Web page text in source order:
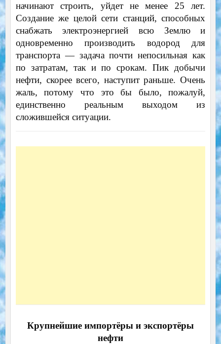
начинают строить, уйдет не менее 25 лет.
Создание же целой сети станций, способных
снабжать электроэнергией всю Землю и
одновременно производить водород для
транспорта — задача почти непосильная как
по затратам, так и по срокам. Пик добычи
нефти, скорее всего, наступит раньше. Очень
жаль, потому что это бы было, пожалуй,
единственно реальным выходом из
сложившейся ситуации.
Крупнейшие импортёры и экспортёры
нефти